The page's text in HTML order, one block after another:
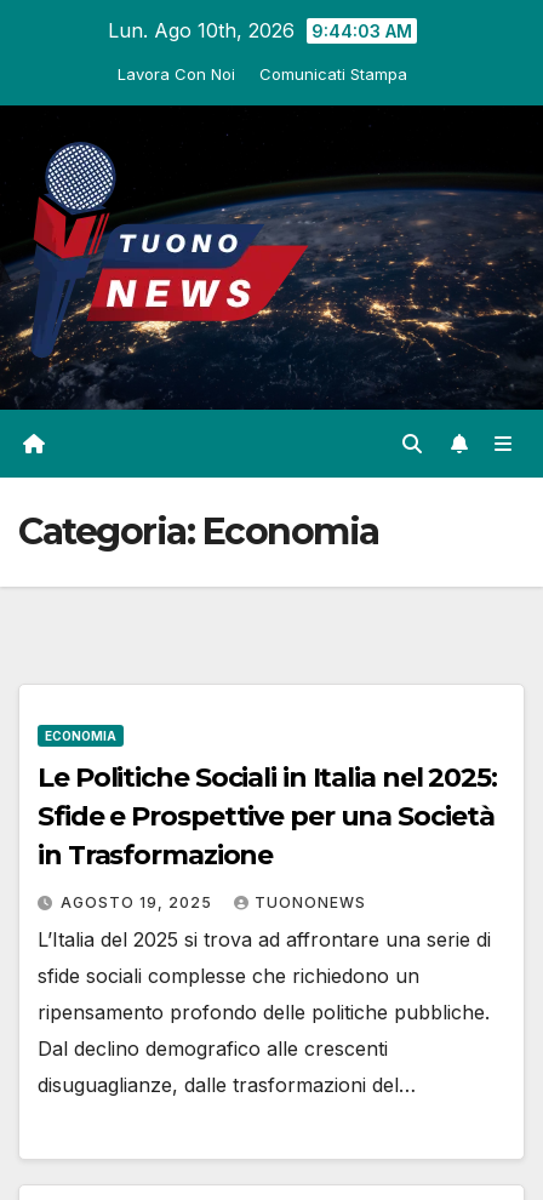
Lun. Ago 10th, 2026 9:44:05 AM
Lavora Con Noi Comunicati Stampa
Categoria: Economia
ECONOMIA
Le Politiche Sociali in Italia nel 2025:
Sfide e Prospettive per una Società
in Trasformazione
AGOSTO 19, 2025 TUONONEWS
L’Italia del 2025 si trova ad affrontare una serie di
sfide sociali complesse che richiedono un
ripensamento profondo delle politiche pubbliche.
Dal declino demografico alle crescenti
disuguaglianze, dalle trasformazioni del…